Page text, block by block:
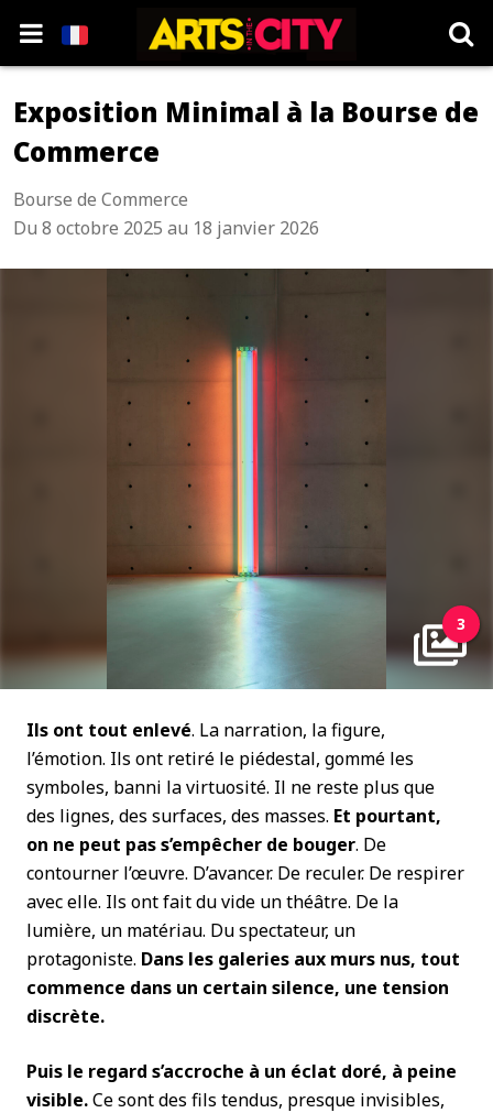
Exposition Minimal à la Bourse de
Commerce
Bourse de Commerce
Du 8 octobre 2025 au 18 janvier 2026
3
Ils ont tout enlevé. La narration, la figure,
l’émotion. Ils ont retiré le piédestal, gommé les
symboles, banni la virtuosité. Il ne reste plus que
des lignes, des surfaces, des masses. Et pourtant,
on ne peut pas s’empêcher de bouger. De
contourner l’œuvre. D’avancer. De reculer. De respirer
avec elle. Ils ont fait du vide un théâtre. De la
lumière, un matériau. Du spectateur, un
protagoniste. Dans les galeries aux murs nus, tout
commence dans un certain silence, une tension
discrète.
Puis le regard s’accroche à un éclat doré, à peine
visible.Ce sont des fils tendus, presque invisibles,